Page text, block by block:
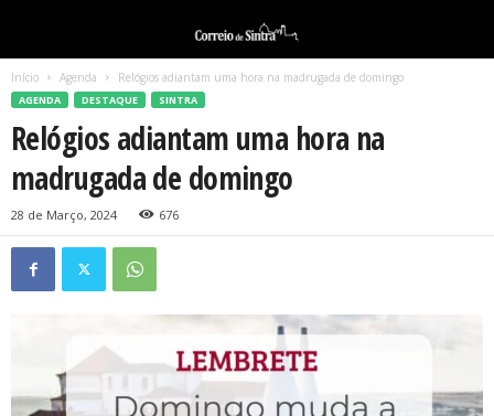
Início Agenda Relógios adiantam uma hora na madrugada de domingo
AGENDA DESTAQUE SINTRA
Relógios adiantam uma hora na
madrugada de domingo
28 de Março, 2024 676